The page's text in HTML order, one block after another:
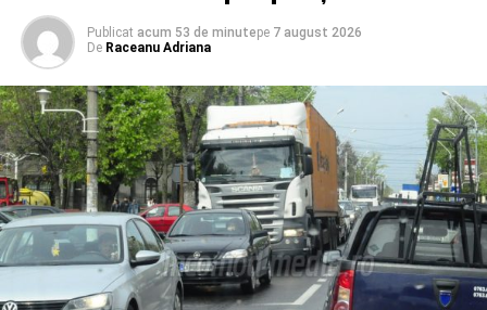
Urmărește Incomod Media și pe Google News
RELATIONATE:
ACTUALITATE
CARTE ELECTRONICĂ DE IDENTITATE
GIURGIU INFO UTIL
Publicat acum 53 de minutepe 7 august 2026
De Raceanu Adriana